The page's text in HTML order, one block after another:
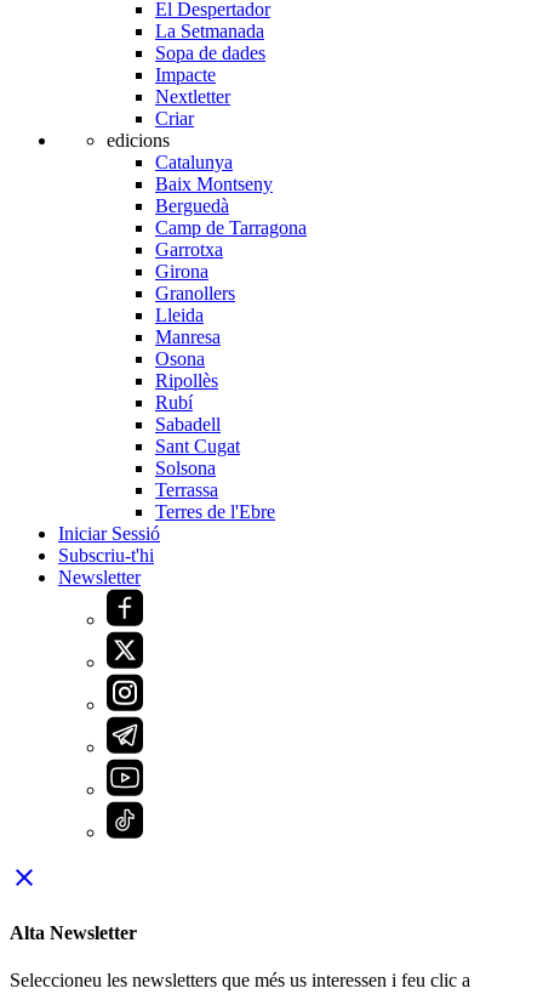
El Despertador
La Setmanada
Sopa de dades
Impacte
Nextletter
Criar
edicions
Catalunya
Baix Montseny
Berguedà
Camp de Tarragona
Garrotxa
Girona
Granollers
Lleida
Manresa
Osona
Ripollès
Rubí
Sabadell
Sant Cugat
Solsona
Terrassa
Terres de l'Ebre
Iniciar Sessió
Subscriu-t'hi
Newsletter
close
Alta Newsletter
Seleccioneu les newsletters que més us interessen i feu clic a